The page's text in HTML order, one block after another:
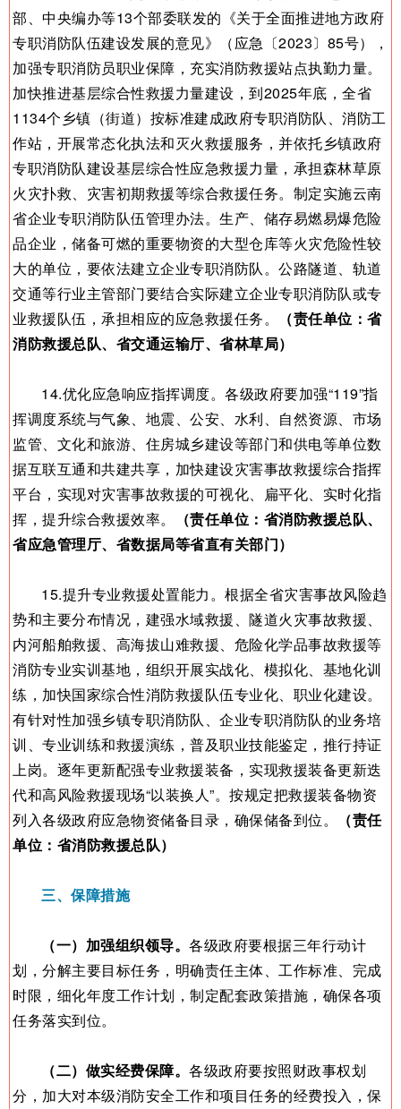
部、中央编办等13个部委联发的《关于全面推进地方政府
专职消防队伍建设发展的意见》（应急〔2023〕85号），
加强专职消防员职业保障，充实消防救援站点执勤力量。
加快推进基层综合性救援力量建设，到2025年底，全省
1134个乡镇（街道）按标准建成政府专职消防队、消防工
作站，开展常态化执法和灭火救援服务，并依托乡镇政府
专职消防队建设基层综合性应急救援力量，承担森林草原
火灾扑救、灾害初期救援等综合救援任务。制定实施云南
省企业专职消防队伍管理办法。生产、储存易燃易爆危险
品企业，储备可燃的重要物资的大型仓库等火灾危险性较
大的单位，要依法建立企业专职消防队。公路隧道、轨道
交通等行业主管部门要结合实际建立企业专职消防队或专
业救援队伍，承担相应的应急救援任务。
（责任单位：省
消防救援总队、省交通运输厅、省林草局）
14.优化应急响应指挥调度。各级政府要加强“119”指
挥调度系统与气象、地震、公安、水利、自然资源、市场
监管、文化和旅游、住房城乡建设等部门和供电等单位数
据互联互通和共建共享，加快建设灾害事故救援综合指挥
平台，实现对灾害事故救援的可视化、扁平化、实时化指
挥，提升综合救援效率。
（责任单位：省消防救援总队、
省应急管理厅、省数据局等省直有关部门）
15.提升专业救援处置能力。根据全省灾害事故风险趋
势和主要分布情况，建强水域救援、隧道火灾事故救援、
内河船舶救援、高海拔山难救援、危险化学品事故救援等
消防专业实训基地，组织开展实战化、模拟化、基地化训
练，加快国家综合性消防救援队伍专业化、职业化建设。
有针对性加强乡镇专职消防队、企业专职消防队的业务培
训、专业训练和救援演练，普及职业技能鉴定，推行持证
上岗。逐年更新配强专业救援装备，实现救援装备更新迭
代和高风险救援现场“以装换人”。按规定把救援装备物资
列入各级政府应急物资储备目录，确保储备到位。
（责任
单位：省消防救援总队）
三、保障措施
（一）加强组织领导。 各级政府要根据三年行动计
划，分解主要目标任务，明确责任主体、工作标准、完成
时限，细化年度工作计划，制定配套政策措施，确保各项
任务落实到位。
（二）做实经费保障。 各级政府要按照财政事权划
分，加大对本级消防安全工作和项目任务的经费投入，保